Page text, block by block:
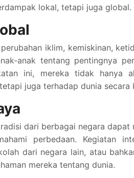
lokal, tetapi juga global.
iklim, kemiskinan,
anak tentang pentingnya
ini, mereka tidak hanya
juga terhadap dunia secara
dari berbagai negara dapat
perbedaan. Kegiatan
dari negara lain, atau
mereka tentang dunia.